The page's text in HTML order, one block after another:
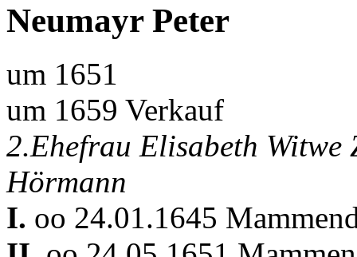
Neumayr Peter
um 1651
um 1659 Verkauf
2.Ehefrau Elisabeth
Hörmann
I. oo 24.01.1645